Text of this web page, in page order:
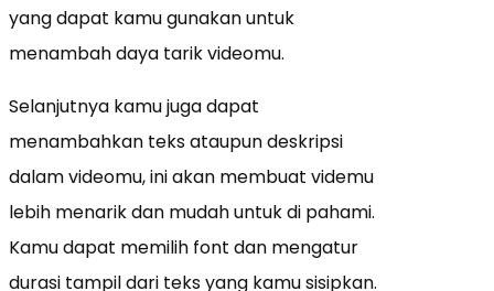
yang dapat kamu gunakan untuk
menambah daya tarik videomu.
Selanjutnya kamu juga dapat
menambahkan teks ataupun deskripsi
dalam videomu, ini akan membuat videmu
lebih menarik dan mudah untuk di pahami.
Kamu dapat memilih font dan mengatur
durasi tampil dari teks yang kamu sisipkan.